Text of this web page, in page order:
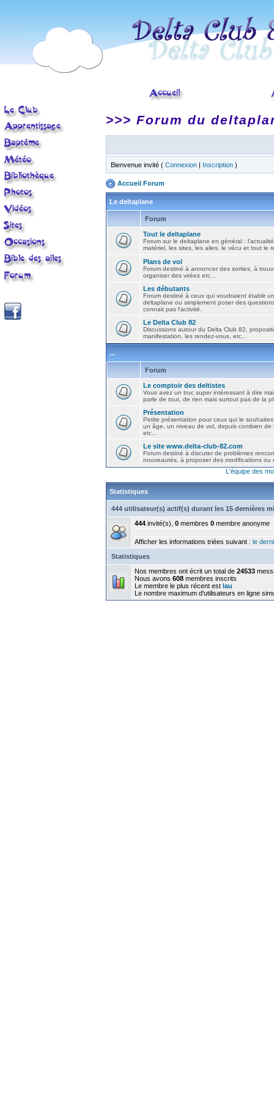
>>> Forum du
Bienvenue invité ( Connexion | Inscription )
Accueil Forum
Le deltaplane
Forum
Tout le deltaplane
Forum sur le deltaplane en général :
matériel, les sites, les ailes, le vécu et tout le
Plans de vol
Forum destiné à annoncer des sorties, à
organiser des virées etc...
Les débutants
Forum destiné à ceux qui voudraient établir
deltaplane ou simplement poser des
connait pas l'activité.
Le Delta Club 82
Discussions autour du Delta Club 82,
manifestation, les rendez-vous, etc...
...
Forum
Le comptoir des deltistes
Vous avez un truc super intéressant à dire
parle de tout, de rien mais surtout pas de la
Présentation
Petite présentation pour ceux qui le
un âge, un niveau de vol, depuis combien de
etc...
Le site www.delta-club-82.com
Forum destiné à discuter de problèmes
nouveautés, à proposer des modifications ou
L'équipe des
Statistiques
444 utilisateur(s) actif(s) durant les 15 dernières
444 invité(s), 0 membres 0 membre anonyme
Afficher les informations triées suivant : le
Statistiques
Nos membres ont écrit un total de 24533
Nous avons 608 membres inscrits
Le membre le plus récent est lau
Le nombre maximum d'utilisateurs en ligne